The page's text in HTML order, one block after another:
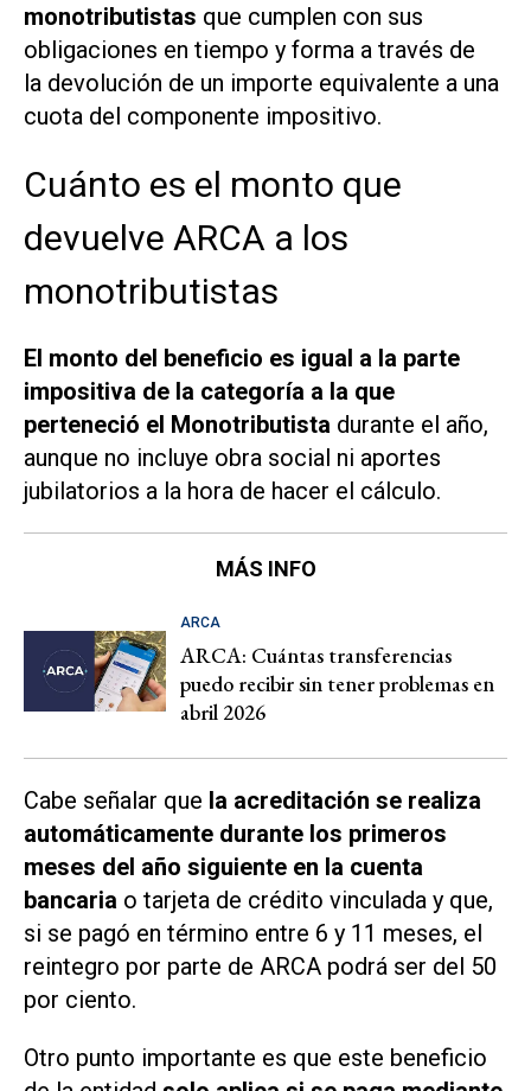
monotributistas que cumplen con sus
obligaciones en tiempo y forma a través de
la devolución de un importe equivalente a una
cuota del componente impositivo.
Cuánto es el monto que
devuelve ARCA a los
monotributistas
El monto del beneficio es igual a la parte
impositiva de la categoría a la que
perteneció el Monotributista durante el año,
aunque no incluye obra social ni aportes
jubilatorios a la hora de hacer el cálculo.
MÁS INFO
ARCA
ARCA: Cuántas transferencias
puedo recibir sin tener problemas en
abril 2026
Cabe señalar que la acreditación se realiza
automáticamente durante los primeros
meses del año siguiente en la cuenta
bancaria o tarjeta de crédito vinculada y que,
si se pagó en término entre 6 y 11 meses, el
reintegro por parte de ARCA podrá ser del 50
por ciento.
Otro punto importante es que este beneficio